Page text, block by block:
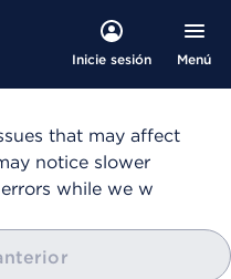
Inicie sesión Menú
that may affect
notice slower
while we w